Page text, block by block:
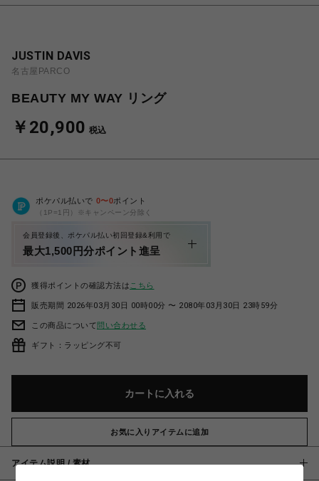
JUSTIN DAVIS
名古屋PARCO
BEAUTY MY WAY リング
￥20,900 税込
ポケパル払いで 0〜0ポイント
（1P=1円）※キャンペーン分除く
会員登録後、ポケパル払い初回登録&利用で
最大1,500円分ポイント進呈
獲得ポイントの確認方法は こちら
販売期間 2026年03月30日 00時00分 〜 2080年03月30日 23時59分
この商品について問い合わせる
ギフト：ラッピング不可
カートに入れる
お気に入りアイテムに追加
アイテム説明 / 素材